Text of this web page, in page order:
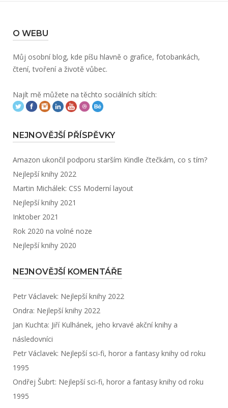
O WEBU
Můj osobní blog, kde píšu hlavně o grafice, fotobankách,
čtení, tvoření a životě vůbec.
Najít mě můžete na těchto sociálních sítích:
NEJNOVĚJŠÍ PŘÍSPĚVKY
Amazon ukončil podporu starším Kindle čtečkám, co s tím?
Nejlepší knihy 2022
Martin Michálek: CSS Moderní layout
Nejlepší knihy 2021
Inktober 2021
Rok 2020 na volné noze
Nejlepší knihy 2020
NEJNOVĚJŠÍ KOMENTÁŘE
Petr Václavek: Nejlepší knihy 2022
Ondra: Nejlepší knihy 2022
Jan Kuchta: Jiří Kulhánek, jeho krvavé akční knihy a
následovníci
Petr Václavek: Nejlepší sci-fi, horor a fantasy knihy od roku
1995
Ondřej Šubrt: Nejlepší sci-fi, horor a fantasy knihy od roku
1995